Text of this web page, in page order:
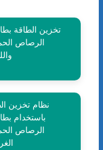
تخزين الطاقة
الرصاص
نظام تخزين
باستخدام
الرصاص